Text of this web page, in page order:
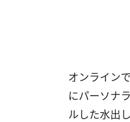
オンライン
にパーソナ
ルした水出